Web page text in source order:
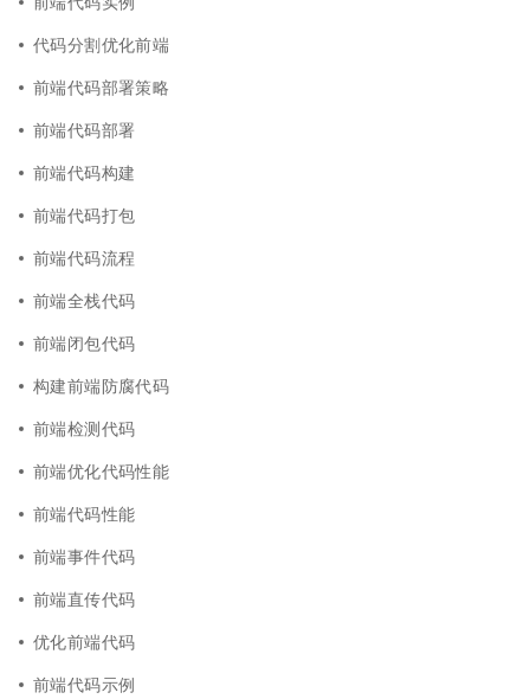
代码分割优化前端
前端代码部署策略
前端代码部署
前端代码构建
前端代码打包
前端代码流程
前端全栈代码
前端闭包代码
构建前端防腐代码
前端检测代码
前端优化代码性能
前端代码性能
前端事件代码
前端直传代码
优化前端代码
前端代码示例